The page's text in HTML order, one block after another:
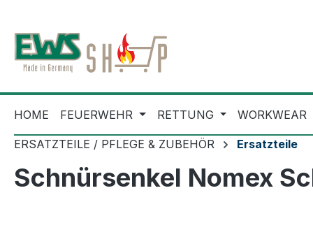
HOME FEUERWEHR RETTUNG WORKWEAR
ERSATZTEILE / PFLEGE & ZUBEHÖR Ersatzteile
Schnürsenkel Nomex